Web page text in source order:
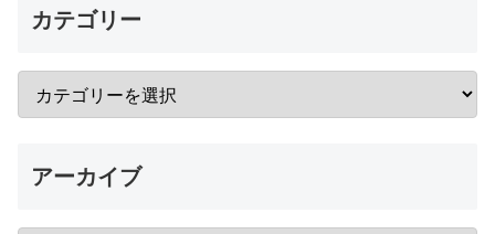
カテゴリー
アーカイブ